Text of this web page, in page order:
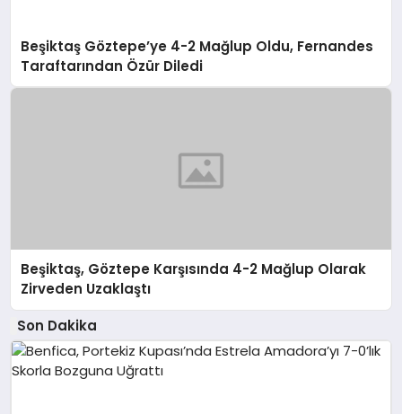
Beşiktaş Göztepe’ye 4-2 Mağlup Oldu, Fernandes
Taraftarından Özür Diledi
Beşiktaş, Göztepe Karşısında 4-2 Mağlup Olarak
Zirveden Uzaklaştı
Son Dakika